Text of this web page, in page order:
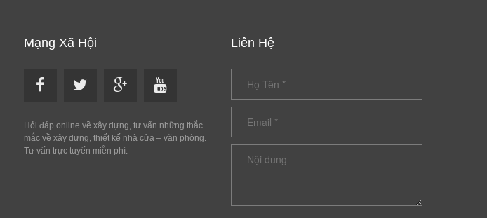
Mạng Xã Hội
Hỏi đáp online về xây dựng, tư vấn những thắc
mắc về xây dựng, thiết kế nhà cửa – văn phòng.
Tư vấn trực tuyến miễn phí.
Liên Hệ